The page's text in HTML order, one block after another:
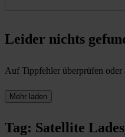
Leider nichts
Auf Tippfehler überprüfen oder
Mehr laden
Tag: Satellite